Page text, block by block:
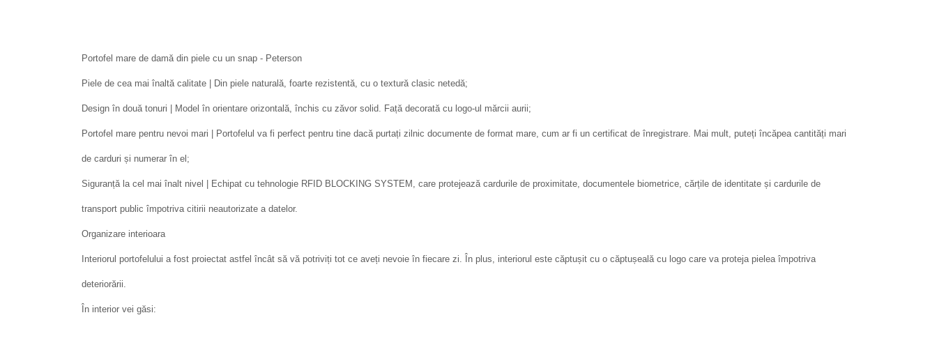
Portofel mare de damă din piele cu un snap - Peterson
Piele de cea mai înaltă calitate | Din piele naturală, foarte rezistentă, cu o textură clasic netedă;
Design în două tonuri | Model în orientare orizontală, închis cu zăvor solid. Față decorată cu logo-ul mărcii aurii;
Portofel mare pentru nevoi mari | Portofelul va fi perfect pentru tine dacă purtați zilnic documente de format mare, cum ar fi un certificat de înregistrare. Mai mult, puteți încăpea cantități mari
de carduri și numerar în el;
Siguranță la cel mai înalt nivel | Echipat cu tehnologie RFID BLOCKING SYSTEM, care protejează cardurile de proximitate, documentele biometrice, cărțile de identitate și cardurile de
transport public împotriva citirii neautorizate a datelor.
Organizare interioara
Interiorul portofelului a fost proiectat astfel încât să vă potriviți tot ce aveți nevoie în fiecare zi. În plus, interiorul este căptușit cu o căptușeală cu logo care va proteja pielea împotriva
deteriorării.
În interior vei găsi: